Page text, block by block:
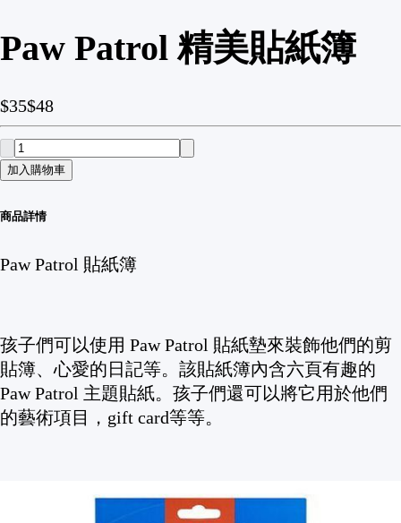
Paw Patrol 精美貼紙簿
$35$48
加入購物車
商品詳情
Paw Patrol 貼紙簿
孩子們可以使用 Paw Patrol 貼紙墊來裝飾他們的剪
貼簿、心愛的日記等。該貼紙簿內含六頁有趣的
Paw Patrol 主題貼紙。孩子們還可以將它用於他們
的藝術項目，gift card等等。